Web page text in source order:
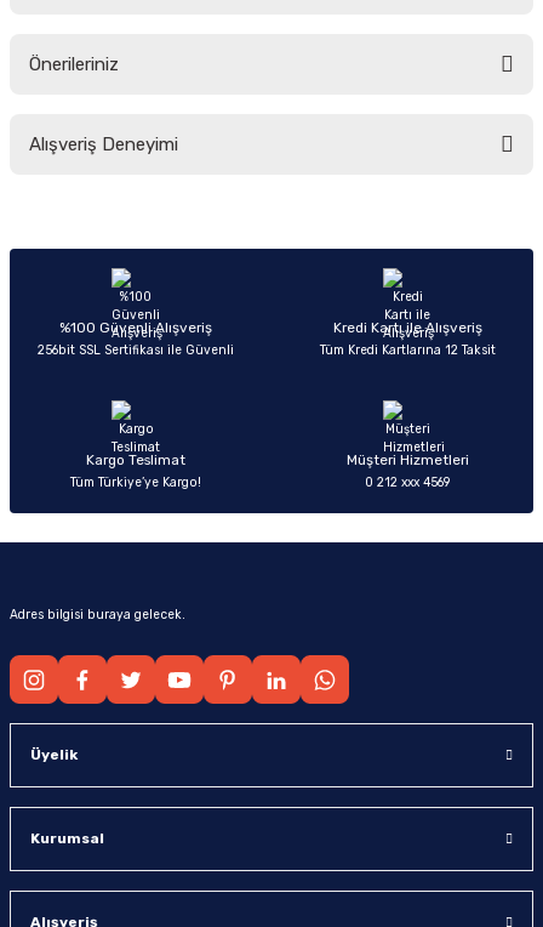
Önerileriniz
yetersiz gördüğünüz noktaları öneri formunu kullanarak tarafımıza
Ürün açıklamasında eksik bilgiler bulunuyor.
Ürün bilgilerinde hatalar bulunuyor.
Ürün fiyatı diğer sitelerden daha pahalı.
Alışveriş Deneyimi
Sitemize ilk yorumu siz yapın!
%100 Güvenli Alışveriş
256bit SSL Sertifikası ile Güvenli
Kredi Kartı ile Alışveriş
Tüm Kredi Kartlarına 12 Taksit
Kargo Teslimat
Tüm Türkiye’ye Kargo!
Müşteri Hizmetleri
0 212 xxx 4569
Adres bilgisi buraya gelecek.
Üyelik
Kurumsal
Alışveriş